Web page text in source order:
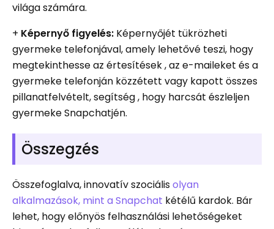
világa számára.
+ Képernyő figyelés: Képernyőjét tükrözheti
gyermeke telefonjával, amely lehetővé teszi, hogy
megtekinthesse az értesítések , az e-maileket és a
gyermeke telefonján közzétett vagy kapott összes
pillanatfelvételt, segítség , hogy harcsát észleljen
gyermeke Snapchatjén.
Összegzés
Összefoglalva, innovatív szociálisolyan
alkalmazások, mint a Snapchat kétélű kardok. Bár
lehet, hogy előnyös felhasználási lehetőségeket